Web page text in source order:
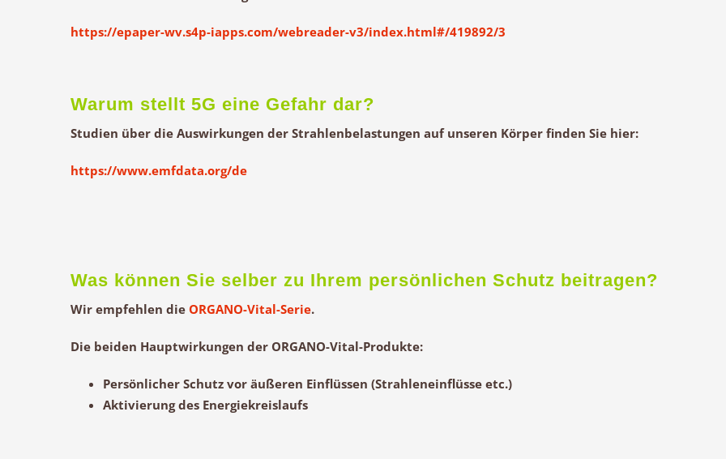
https://epaper-wv.s4p-iapps.com/webreader-v3/index.html#/419892/3
Warum stellt 5G eine Gefahr dar?
Studien über die Auswirkungen der Strahlenbelastungen auf unseren Körper finden Sie hier:
https://www.emfdata.org/de
Was können Sie selber zu Ihrem persönlichen Schutz beitragen?
Wir empfehlen die ORGANO-Vital-Serie.
Die beiden Hauptwirkungen der ORGANO-Vital-Produkte:
Persönlicher Schutz vor äußeren Einflüssen (Strahleneinflüsse etc.)
Aktivierung des Energiekreislaufs